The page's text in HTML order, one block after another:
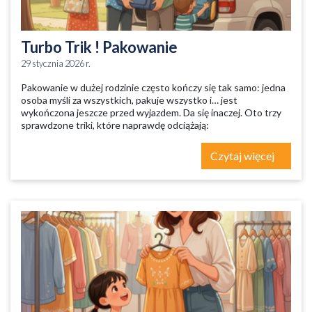
Turbo Trik ! Pakowanie
29 stycznia 2026 r.
Pakowanie w dużej rodzinie często kończy się tak samo: jedna
osoba myśli za wszystkich, pakuje wszystko i… jest
wykończona jeszcze przed wyjazdem. Da się inaczej. Oto trzy
sprawdzone triki, które naprawdę odciążają:
Czytaj więcej